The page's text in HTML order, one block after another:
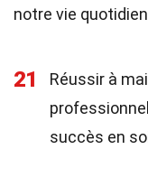
notre vie
21
Réussir à
succès en